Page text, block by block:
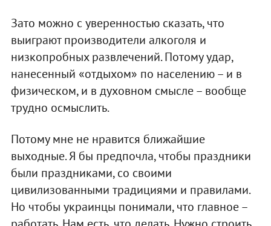
Зато можно с уверенностью сказать, что
выиграют производители алкоголя и
низкопробных развлечений. Потому удар,
нанесенный «отдыхом» по населению – и в
физическом, и в духовном смысле – вообще
трудно осмыслить.
Потому мне не нравится ближайшие
выходные. Я бы предпочла, чтобы праздники
были праздниками, со своими
цивилизованными традициями и правилами.
Но чтобы украинцы понимали, что главное –